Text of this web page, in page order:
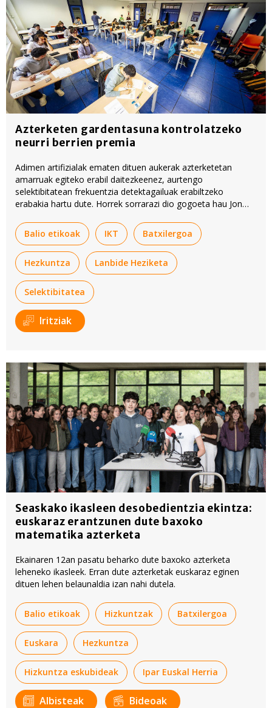
Azterketen gardentasuna kontrolatzeko
neurri berrien premia
Adimen artifizialak ematen dituen aukerak azterketetan
amarruak egiteko erabil daitezkeenez, aurtengo
selektibitatean frekuentzia detektagailuak erabiltzeko
erabakia hartu dute. Horrek sorrarazi dio gogoeta hau Jon
gainerako beste batzuetan ere jarri beharko lirateke
indarrean antzeko neurriak.
Balio etikoak IKT Batxilergoa
Hezkuntza Lanbide Heziketa
Selektibitatea
Iritziak
Seaskako ikasleen desobedientzia ekintza:
euskaraz erantzunen dute baxoko
matematika azterketa
Ekainaren 12an pasatu beharko dute baxoko azterketa
leheneko ikasleek. Erran dute azterketak euskaraz eginen
dituen lehen belaunaldia izan nahi dutela.
Balio etikoak Hizkuntzak Batxilergoa
Euskara Hezkuntza
Hizkuntza eskubideak Ipar Euskal Herria
Albisteak Bideoak